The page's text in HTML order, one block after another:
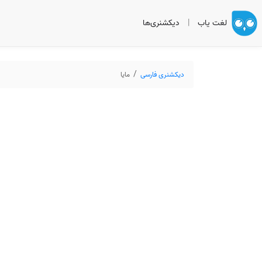
لغت یاب | دیکشنری‌ها
دیکشنری فارسی مایا